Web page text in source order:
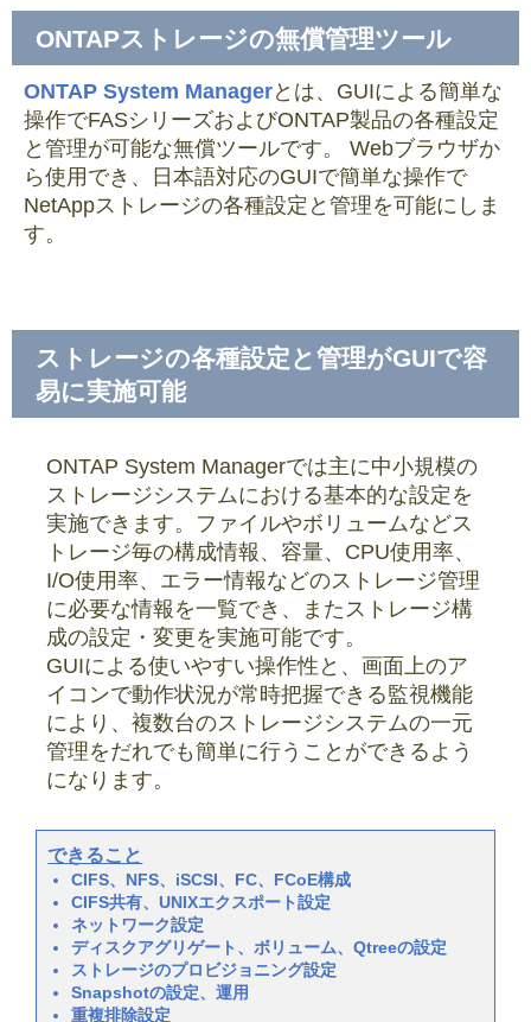
ONTAPストレージの無償管理ツール
ONTAP System Managerとは、GUIによる簡単な
操作でFASシリーズおよびONTAP製品の各種設定
と管理が可能な無償ツールです。 Webブラウザか
ら使用でき、日本語対応のGUIで簡単な操作で
NetAppストレージの各種設定と管理を可能にしま
す。
ストレージの各種設定と管理がGUIで容
易に実施可能
ONTAP System Managerでは主に中小規模の
ストレージシステムにおける基本的な設定を
実施できます。ファイルやボリュームなどス
トレージ毎の構成情報、容量、CPU使用率、
I/O使用率、エラー情報などのストレージ管理
に必要な情報を一覧でき、またストレージ構
成の設定・変更を実施可能です。
GUIによる使いやすい操作性と、画面上のア
イコンで動作状況が常時把握できる監視機能
により、複数台のストレージシステムの一元
管理をだれでも簡単に行うことができるよう
になります。
できること
CIFS、NFS、iSCSI、FC、FCoE構成
CIFS共有、UNIXエクスポート設定
ネットワーク設定
ディスクアグリゲート、ボリューム、Qtreeの設定
ストレージのプロビジョニング設定
Snapshotの設定、運用
重複排除設定